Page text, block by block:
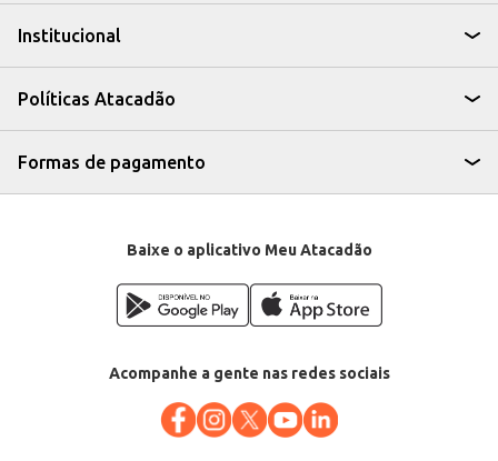
Institucional
Políticas Atacadão
Formas de pagamento
Baixe o aplicativo Meu Atacadão
Acompanhe a gente nas redes sociais